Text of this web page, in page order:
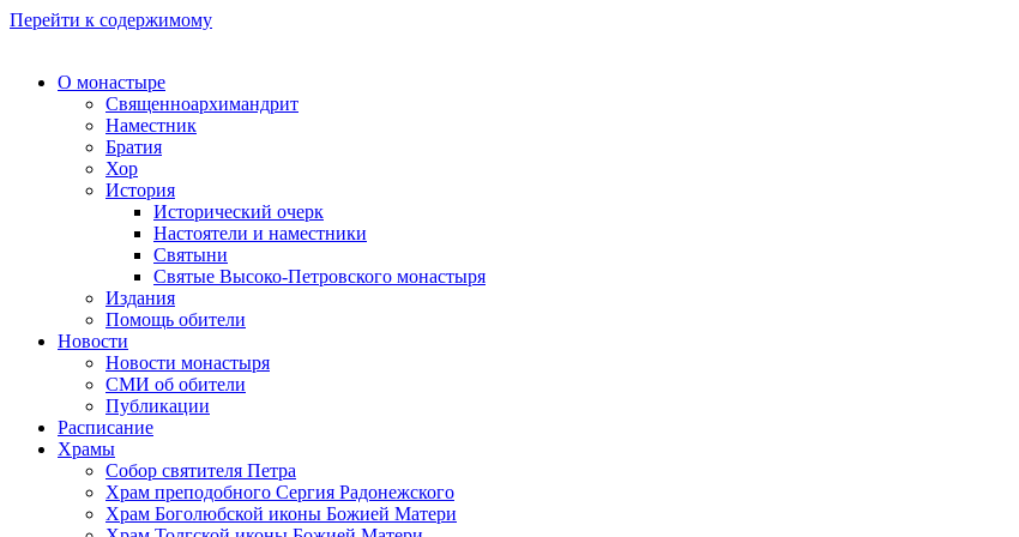
Перейти к содержимому
О монастыре
Священноархимандрит
Наместник
Братия
Хор
История
Исторический очерк
Настоятели и наместники
Святыни
Святые Высоко-Петровского монастыря
Издания
Помощь обители
Новости
Новости монастыря
СМИ об обители
Публикации
Расписание
Храмы
Собор святителя Петра
Храм преподобного Сергия Радонежского
Храм Боголюбской иконы Божией Матери